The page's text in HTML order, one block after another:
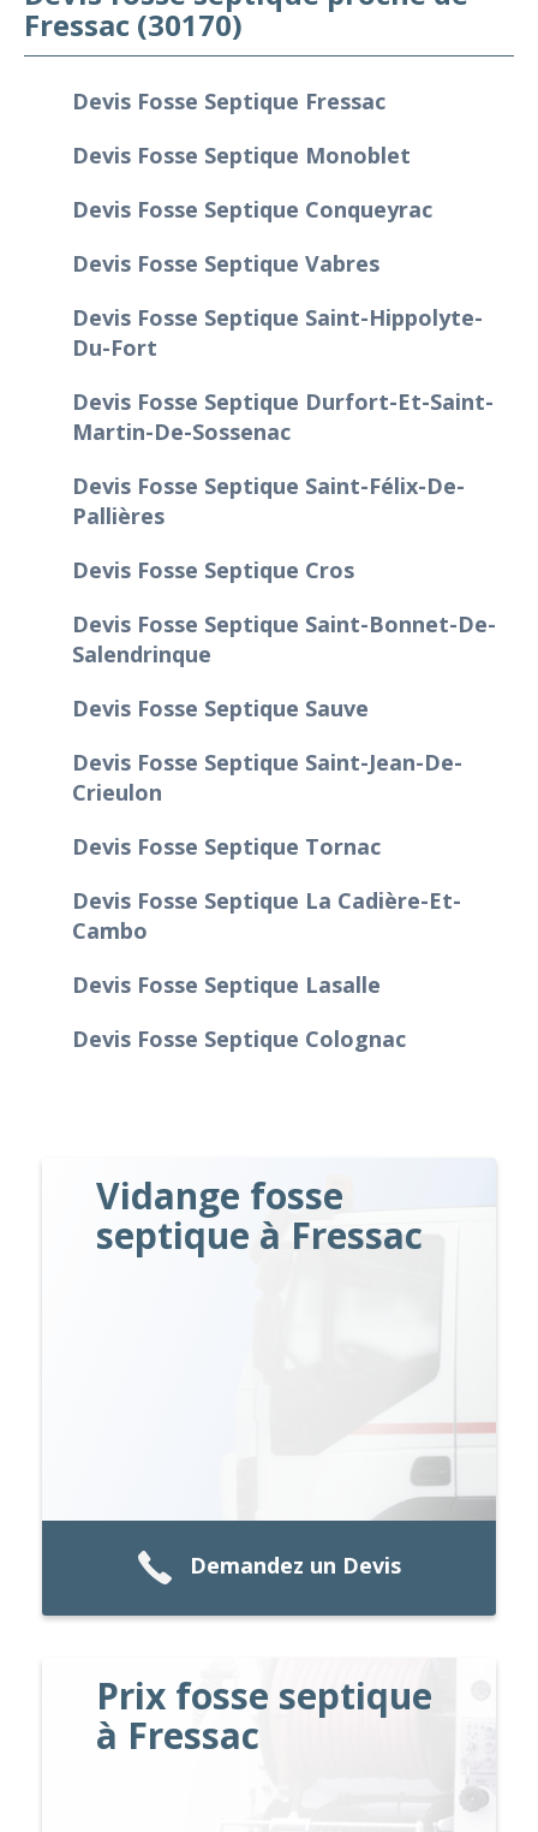
Fressac (30170)
Devis Fosse Septique Fressac
Devis Fosse Septique Monoblet
Devis Fosse Septique Conqueyrac
Devis Fosse Septique Vabres
Devis Fosse Septique Saint-Hippolyte-
Du-Fort
Devis Fosse Septique Durfort-Et-Saint-
Martin-De-Sossenac
Devis Fosse Septique Saint-Félix-De-
Pallières
Devis Fosse Septique Cros
Devis Fosse Septique Saint-Bonnet-De-
Salendrinque
Devis Fosse Septique Sauve
Devis Fosse Septique Saint-Jean-De-
Crieulon
Devis Fosse Septique Tornac
Devis Fosse Septique La Cadière-Et-
Cambo
Devis Fosse Septique Lasalle
Devis Fosse Septique Colognac
Vidange fosse
septique à Fressac
Demandez un Devis
Prix fosse septique
à Fressac